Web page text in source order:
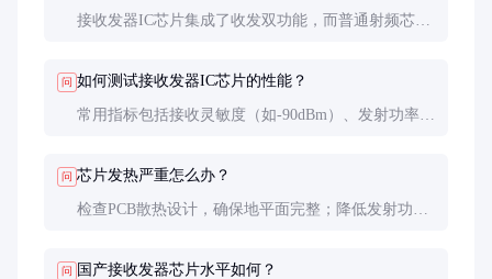
接收发器IC芯片集成了收发双功能，而普通射频芯片
问 如何测试接收发器IC芯片的性能？
常用指标包括接收灵敏度（如-90dBm）、发射功率
问 芯片发热严重怎么办？
检查PCB散热设计，确保地平面完整；降低发射功率
问 国产接收发器芯片水平如何？